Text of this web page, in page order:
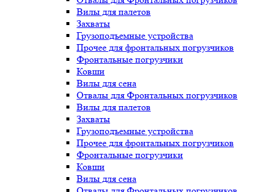
Вилы для палетов
Захваты
Грузоподъемные устройства
Прочее для фронтальных погрузчиков
Фронтальные погрузчики
Ковши
Вилы для сена
Отвалы для Фронтальных погрузчиков
Вилы для палетов
Захваты
Грузоподъемные устройства
Прочее для фронтальных погрузчиков
Фронтальные погрузчики
Ковши
Вилы для сена